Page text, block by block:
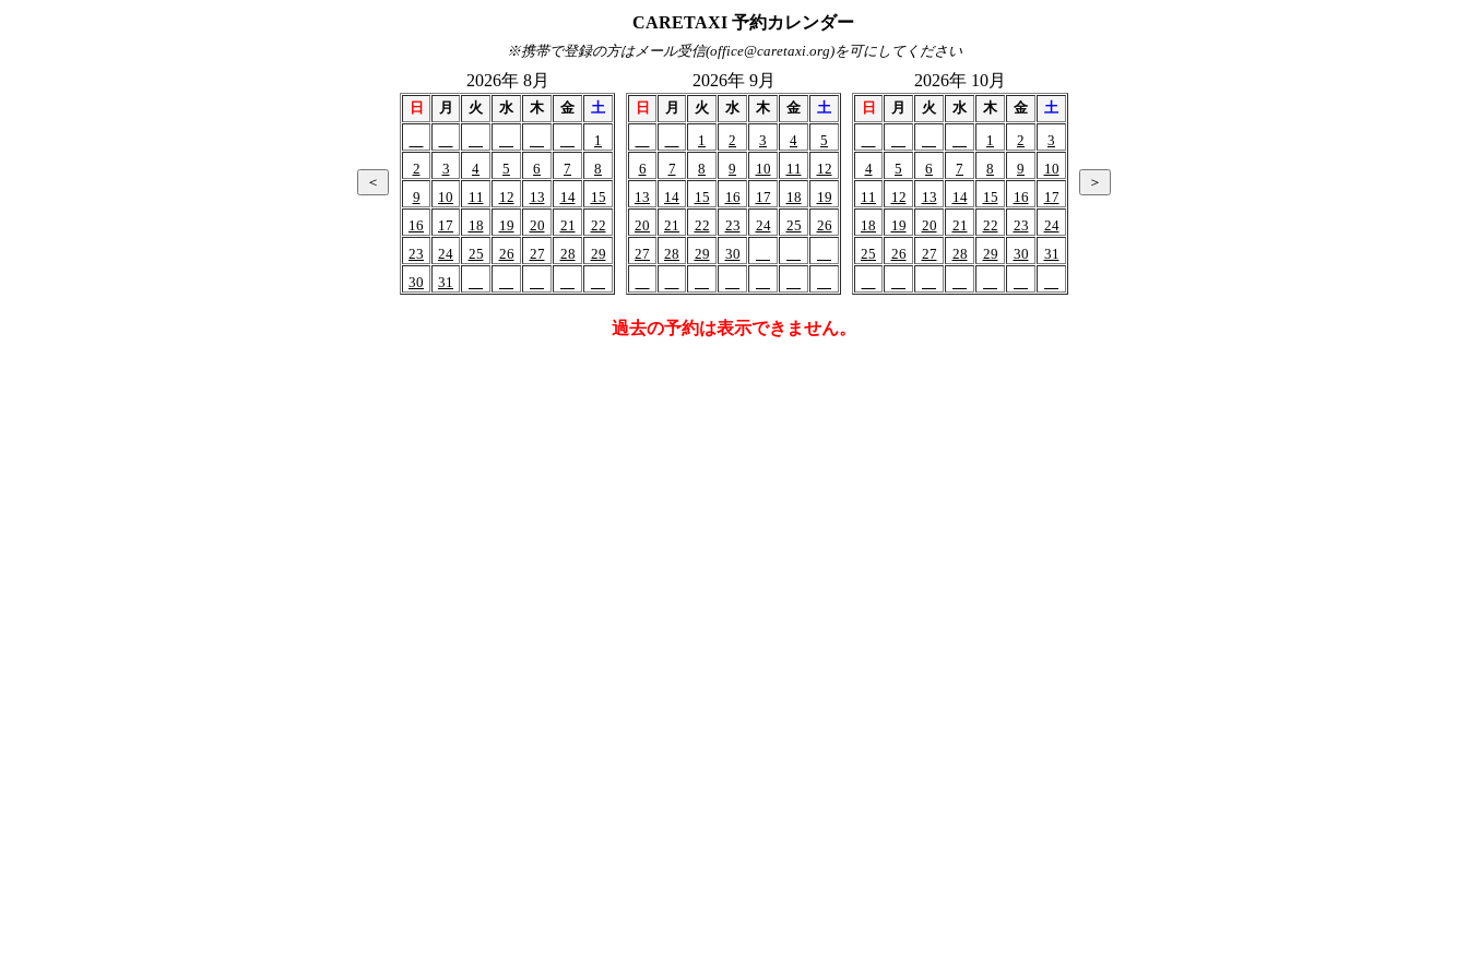
CARETAXI 予約カレンダー
※携帯で登録の方はメール受信(office@caretaxi.org)を可にしてください
2026年 8月
日 月 火 水 木 金
土
1
2
3 4 5 6 7
8
9
10 11 12 13 14
15
16
17 18 19 20 21
22
23
24 25 26 27 28
29
30
31
2026年 9月
日 月 火 水 木 金
土
1
2 3 4
5
6
7 8 9 10 11
12
13
14 15 16 17 18
19
20
21 22 23 24 25
26
27
28 29 30
2026年 10月
日 月 火 水 木 金
土
1
2
3
4
5 6 7 8 9
10
11
12 13 14 15 16
17
18
19 20 21 22 23
24
25
26 27 28 29 30 31
過去の予約は表示できません。